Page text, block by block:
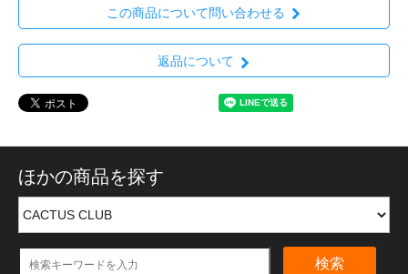
この商品について問い合わせる
返品について
ほかの商品を探す
検索